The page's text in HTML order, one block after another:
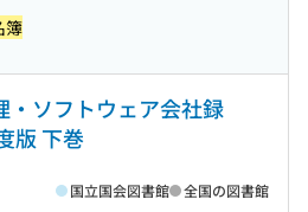
簿
・ソフトウェア会社録
版 下巻
国立国会図書館 全国の図書館